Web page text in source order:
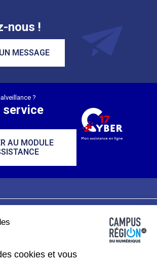
nous !
MESSAGE
?
service
AU MODULE
cookies et vous